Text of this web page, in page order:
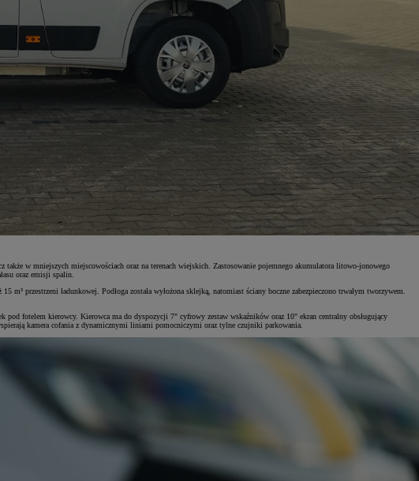
w mniejszych miejscowościach oraz na terenach wiejskich. Zastosowanie pojemnego akumulatora litowo-jonowego
oraz emisji spalin.
przestrzeni ładunkowej. Podłoga została wyłożona sklejką, natomiast ściany boczne zabezpieczono trwałym tworzywem.
pod fotelem kierowcy. Kierowca ma do dyspozycji 7" cyfrowy zestaw wskaźników oraz 10" ekran centralny obsługujący
kamera cofania z dynamicznymi liniami pomocniczymi oraz tylne czujniki parkowania.